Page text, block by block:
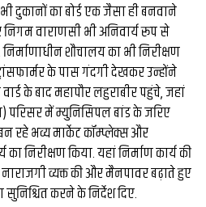
दुकानों का बोर्ड एक जैसा ही बनवाने
वाराणसी भी अनिवार्य रूप से
शौचालय का भी निरीक्षण
के पास गंदगी देखकर उन्होंने
के बाद महापौर लहुराबीर पहुंचे, जहां
परिसर में म्युनिसिपल बांड के जरिए
रहे भव्य मार्केट कॉम्प्लेक्स और
का निरीक्षण किया. यहां निर्माण कार्य की
व्यक्त की और मैनपावर बढ़ाते हुए
करने के निर्देश दिए.